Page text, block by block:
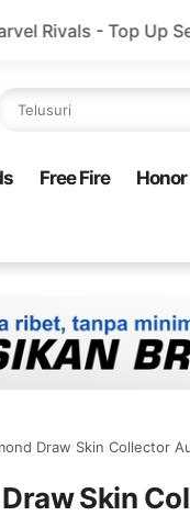
Seru dan Praktis via
Free Fire
Draw Skin Collector
Skin